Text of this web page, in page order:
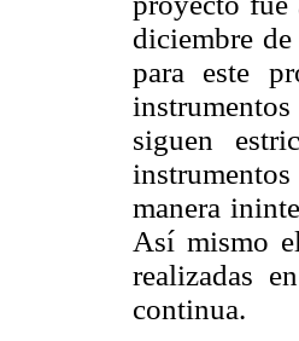
diciembre de
para este
siguen
manera
Así mismo
realizadas
continua.